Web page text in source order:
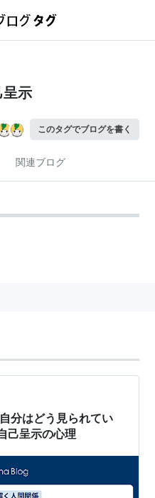
呈示
このタグでブログを書く
関連ブログ
分はどう見られてい
己呈示の心理